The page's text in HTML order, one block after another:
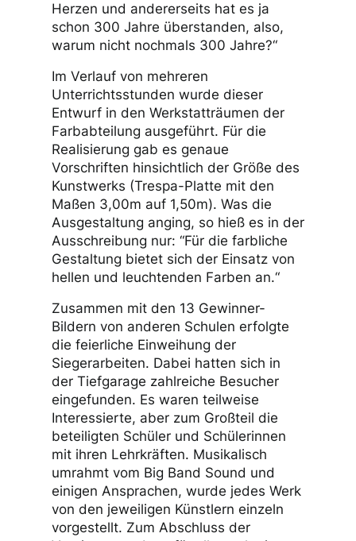
Herzen und andererseits hat es ja
schon 300 Jahre überstanden, also,
warum nicht nochmals 300 Jahre?“
Im Verlauf von mehreren
Unterrichtsstunden wurde dieser
Entwurf in den Werkstatträumen der
Farbabteilung ausgeführt. Für die
Realisierung gab es genaue
Vorschriften hinsichtlich der Größe des
Kunstwerks (Trespa-Platte mit den
Maßen 3,00m auf 1,50m). Was die
Ausgestaltung anging, so hieß es in der
Ausschreibung nur: “Für die farbliche
Gestaltung bietet sich der Einsatz von
hellen und leuchtenden Farben an.“
Zusammen mit den 13 Gewinner-
Bildern von anderen Schulen erfolgte
die feierliche Einweihung der
Siegerarbeiten. Dabei hatten sich in
der Tiefgarage zahlreiche Besucher
eingefunden. Es waren teilweise
Interessierte, aber zum Großteil die
beteiligten Schüler und Schülerinnen
mit ihren Lehrkräften. Musikalisch
umrahmt vom Big Band Sound und
einigen Ansprachen, wurde jedes Werk
von den jeweiligen Künstlern einzeln
vorgestellt. Zum Abschluss der